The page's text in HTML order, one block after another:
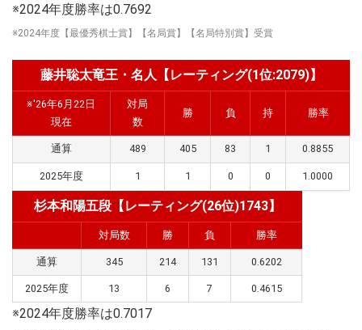
※2024年度勝率は0.7692
※2024年度【最優秀棋士賞】【名局賞】【名局特別賞】受賞
藤井聡太竜王・名人【レーティング(1位:2079)】
※'26年6月22日
現在
対局
数
勝 負 持 勝率
通算 489 405 83 1 0.8855
2025年度 1 1 0 0 1.0000
杉本和陽五段【レーティング(26位)1743】
対局数 勝 負 勝率
通算 345 214 131 0.6202
2025年度 13 6 7 0.4615
※2024年度勝率は0.7017